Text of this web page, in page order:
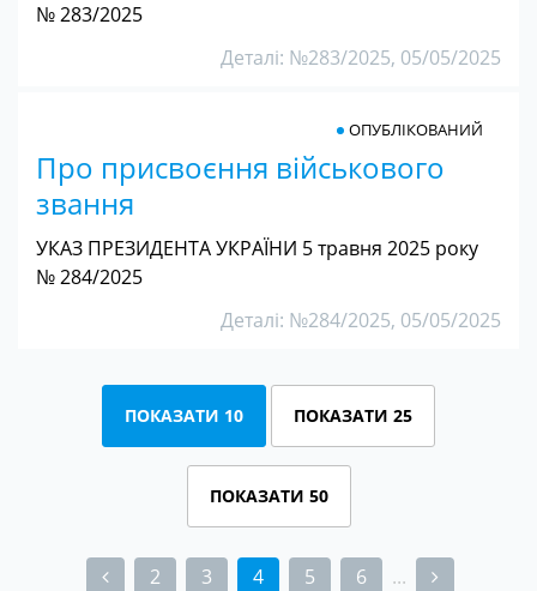
№ 283/2025
Деталі: №283/2025, 05/05/2025
Про присвоєння військового
звання
ОПУБЛІКОВАНИЙ
УКАЗ ПРЕЗИДЕНТА УКРАЇНИ 5 травня 2025 року
№ 284/2025
Деталі: №284/2025, 05/05/2025
ПОКАЗАТИ 10 ПОКАЗАТИ 25
ПОКАЗАТИ 50
2 3
4
5 6 ...